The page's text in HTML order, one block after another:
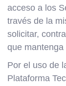
acceso a los
través de la
solicitar,
que
Por el uso de
Plataforma